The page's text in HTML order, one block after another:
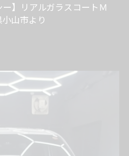
ー】リアルガラスコートＭ
山市より